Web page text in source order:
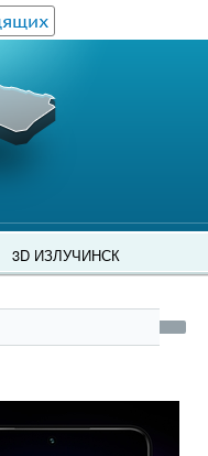
3D ИЗЛУЧИНСК